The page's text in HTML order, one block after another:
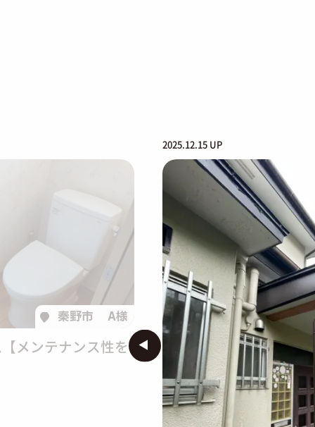
秦野市 A様
メンテナンス性を
2025.12.15 UP